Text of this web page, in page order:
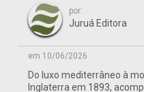
por:
Juruá Editora
em 10/06/2026
Do luxo mediterrâneo à
Inglaterra em 1893,